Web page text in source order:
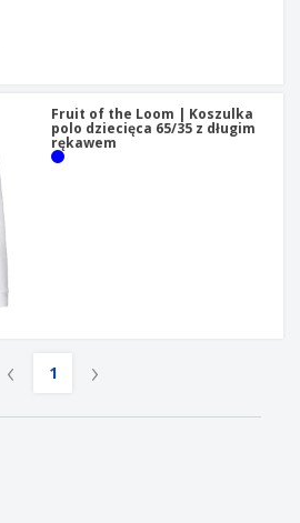
Fruit of the Loom | Koszulka
polo dziecięca 65/35 z długim
rękawem
‹ 1 ›